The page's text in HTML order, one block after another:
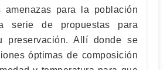
amenazas para la población
serie de propuestas para
preservación. Allí donde se
óptimas de composición